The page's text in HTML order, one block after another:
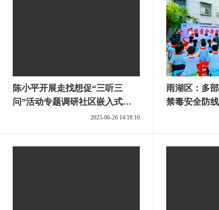
陈小平开展走找想促“三听三
问”活动专题调研社区嵌入式养
2025-06-26 14:18:10
雨湖区：多
禁毒安全防线